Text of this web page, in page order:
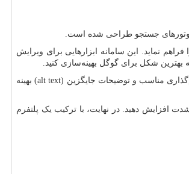
موتورهای جستجو طراحی شده است.
نماید. این سامانه ابزارهایی برای ویرایش
بهترین شکل برای گوگل بهینه‌سازی کنید.
مناسب و توضیحات جایگزین (alt text) بهینه
افزایش دهید. در نهایت، با ترکیب یک پلتفرم